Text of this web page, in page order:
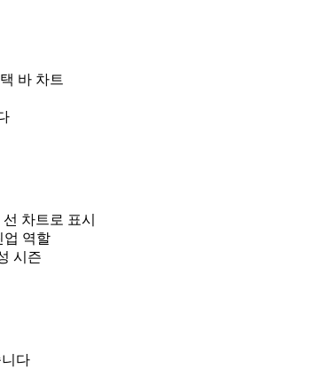
바 차트
차트로 표시
업 역할
시즌
다